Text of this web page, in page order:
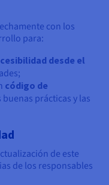
con los
para:
desde el
código de
prácticas y las
de este
de los responsables